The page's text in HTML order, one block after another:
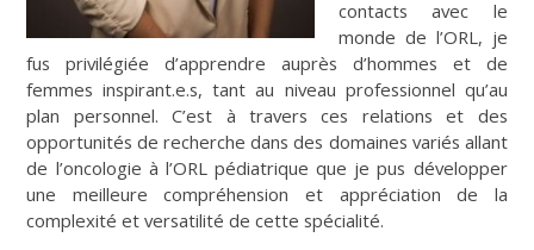
contacts avec le
monde de l’ORL, je
fus privilégiée d’apprendre auprès d’hommes et de
femmes inspirant.e.s, tant au niveau professionnel qu’au
plan personnel. C’est à travers ces relations et des
opportunités de recherche dans des domaines variés allant
de l’oncologie à l’ORL pédiatrique que je pus développer
une meilleure compréhension et appréciation de la
complexité et versatilité de cette spécialité.